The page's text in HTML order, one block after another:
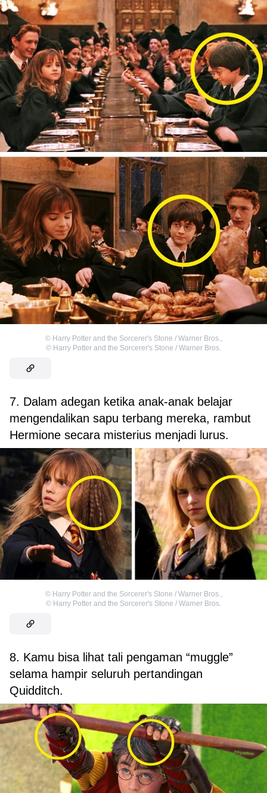
© Harry Potter and the Sorcerer's Stone / Warner Bros.,
© Harry Potter and the Sorcerer's Stone / Warner Bros.
7. Dalam adegan ketika anak-anak belajar
mengendalikan sapu terbang mereka, rambut
Hermione secara misterius menjadi lurus.
© Harry Potter and the Sorcerer's Stone / Warner Bros.,
© Harry Potter and the Sorcerer's Stone / Warner Bros.
8. Kamu bisa lihat tali pengaman “muggle”
selama hampir seluruh pertandingan
Quidditch.